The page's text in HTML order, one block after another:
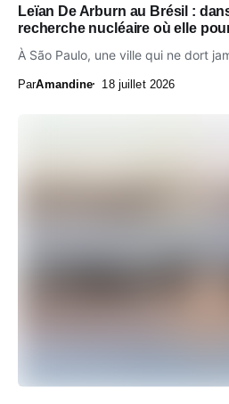
Leïan De Arburn au Brésil :
recherche nucléaire où elle
À São Paulo, une ville qui ne dort
ParAmandine 18 juillet 2026